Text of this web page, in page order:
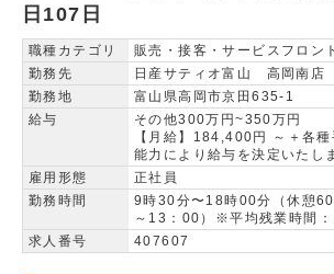
日107日
職種カテゴリ
販売・接客・サービスフロント
勤務先
日産サティオ富山 高岡南店
勤務地
富山県高岡市京田635-1
給与
その他300万円~350万円
【月給】184,400円 ～＋各
能力により給与を決定いたし
雇用形態
正社員
勤務時間
9時30分〜18時00分（休憩
～13：00）※平均残業時間
求人番号
407607